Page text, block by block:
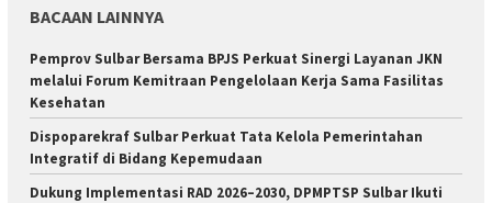
BACAAN LAINNYA
Pemprov Sulbar Bersama BPJS Perkuat Sinergi Layanan JKN
melalui Forum Kemitraan Pengelolaan Kerja Sama Fasilitas
Kesehatan
Dispoparekraf Sulbar Perkuat Tata Kelola Pemerintahan
Integratif di Bidang Kepemudaan
Dukung Implementasi RAD 2026–2030, DPMPTSP Sulbar Ikuti